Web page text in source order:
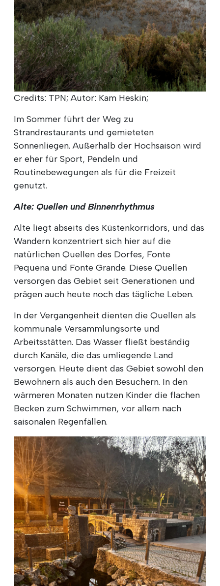
Credits: TPN; Autor: Kam Heskin;
Im Sommer führt der Weg zu
Strandrestaurants und gemieteten
Sonnenliegen. Außerhalb der Hochsaison wird
er eher für Sport, Pendeln und
Routinebewegungen als für die Freizeit
genutzt.
Alte: Quellen und Binnenrhythmus
Alte liegt abseits des Küstenkorridors, und das
Wandern konzentriert sich hier auf die
natürlichen Quellen des Dorfes, Fonte
Pequena und Fonte Grande. Diese Quellen
versorgen das Gebiet seit Generationen und
prägen auch heute noch das tägliche Leben.
In der Vergangenheit dienten die Quellen als
kommunale Versammlungsorte und
Arbeitsstätten. Das Wasser fließt beständig
durch Kanäle, die das umliegende Land
versorgen. Heute dient das Gebiet sowohl den
Bewohnern als auch den Besuchern. In den
wärmeren Monaten nutzen Kinder die flachen
Becken zum Schwimmen, vor allem nach
saisonalen Regenfällen.